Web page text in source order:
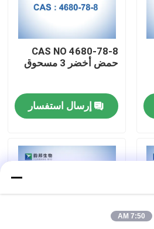
CAS NO 4680-78-8
حمض أخضر 3 مسحوق
إرسال استفسار
7:50 AM